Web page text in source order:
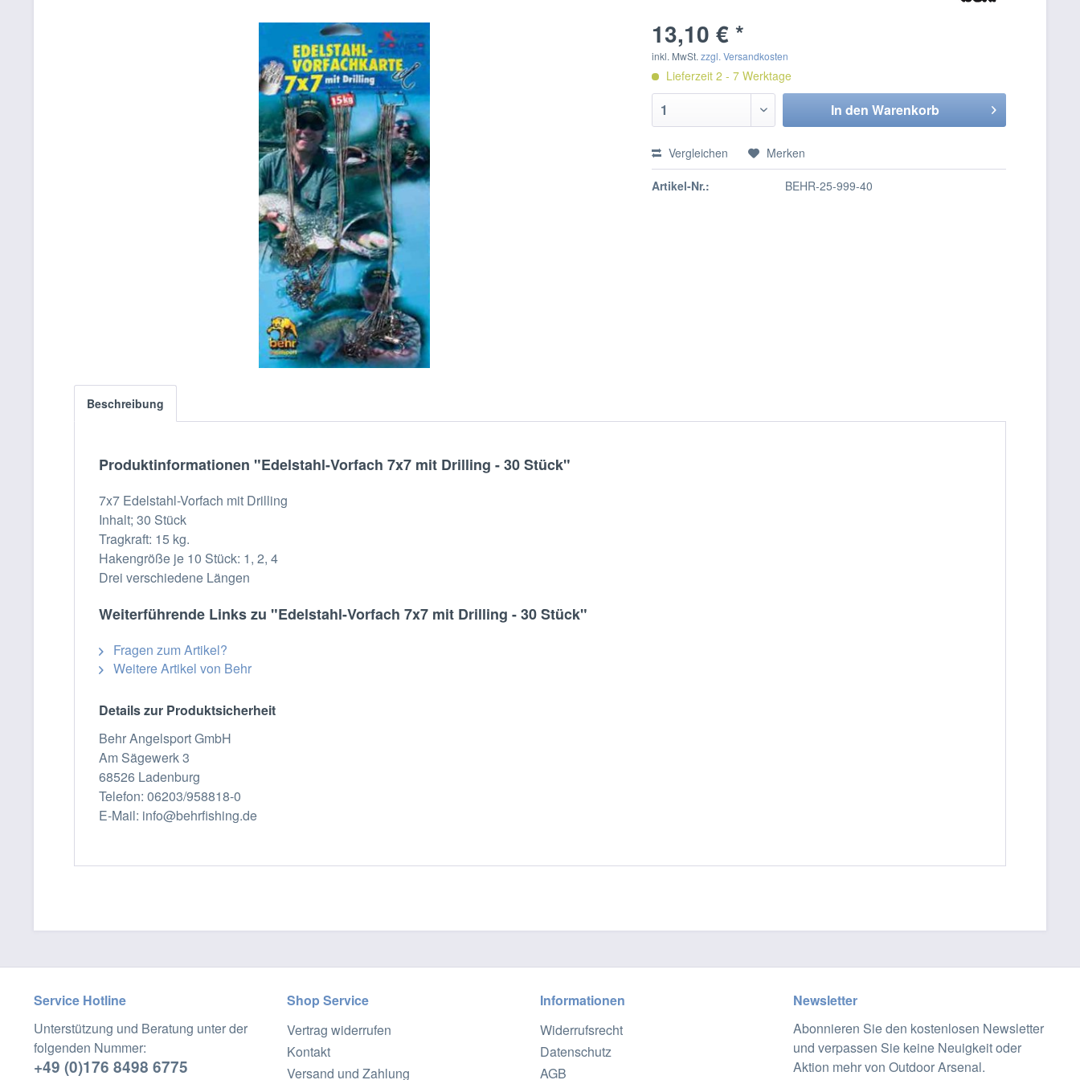
13,10 € *
inkl. MwSt.zzgl. Versandkosten
Lieferzeit 2 - 7 Werktage
In den Warenkorb
Vergleichen Merken
Artikel-Nr.: BEHR-25-999-40
Beschreibung
Produktinformationen "Edelstahl-Vorfach 7x7 mit Drilling - 30 Stück"
7x7 Edelstahl-Vorfach mit Drilling
Inhalt; 30 Stück
Tragkraft: 15 kg.
Hakengröße je 10 Stück: 1, 2, 4
Drei verschiedene Längen
Weiterführende Links zu "Edelstahl-Vorfach 7x7 mit Drilling - 30 Stück"
Fragen zum Artikel?
Weitere Artikel von Behr
Details zur Produktsicherheit
Behr Angelsport GmbH
Am Sägewerk 3
68526 Ladenburg
Telefon: 06203/958818-0
E-Mail: info@behrfishing.de
Service Hotline
Unterstützung und Beratung unter der
folgenden Nummer:
+49 (0)176 8498 6775
Shop Service
Vertrag widerrufen
Kontakt
Versand und Zahlung
Informationen
Widerrufsrecht
Datenschutz
AGB
Newsletter
Abonnieren Sie den kostenlosen Newsletter
und verpassen Sie keine Neuigkeit oder
Aktion mehr von Outdoor Arsenal.